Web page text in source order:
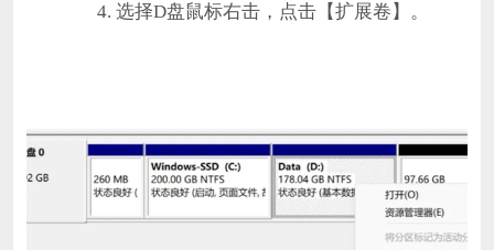
4. 选择D盘鼠标右击，点击【扩展卷】。